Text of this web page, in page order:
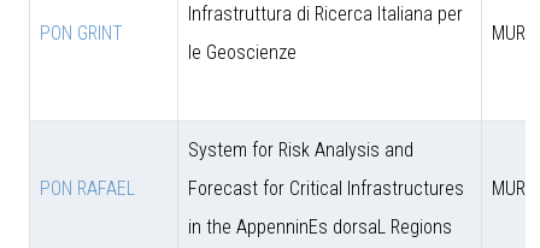
PON GRINT
Infrastruttura di Ricerca Italiana per
le Geoscienze
MUR
PON RAFAEL
System for Risk Analysis and
Forecast for Critical Infrastructures
in the AppenninEs dorsaL Regions
MUR